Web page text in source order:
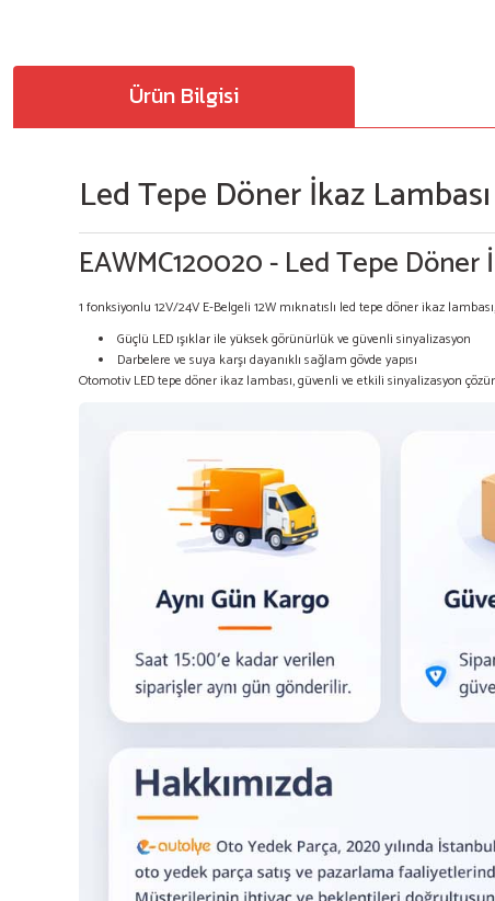
Ürün Bilgisi
Led Tepe Döner İkaz
EAWMC120020 - Led Tepe Döner
1 fonksiyonlu 12V/24V E-Belgeli 12W mıknatıslı led tepe döner ikaz
Güçlü LED ışıklar ile yüksek görünürlük ve güvenli sinyalizasyon
Darbelere ve suya karşı dayanıklı sağlam gövde yapısı
Otomotiv LED tepe döner ikaz lambası, güvenli ve etkili sinyalizasyon